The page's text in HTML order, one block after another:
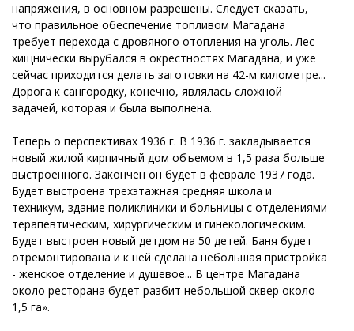
напряжения, в основном разрешены. Следует сказать,
что правильное обеспечение топливом Магадана
требует перехода с дровяного отопления на уголь. Лес
хищнически вырубался в окрестностях Магадана, и уже
сейчас приходится делать заготовки на 42-м километре...
Дорога к сангородку, конечно, являлась сложной
задачей, которая и была выполнена.
Теперь о перспективах 1936 г. В 1936 г. закладывается
новый жилой кирпичный дом объемом в 1,5 раза больше
выстроенного. Закончен он будет в феврале 1937 года.
Будет выстроена трехэтажная средняя школа и
техникум, здание поликлиники и больницы с отделениями
терапевтическим, хирургическим и гинекологическим.
Будет выстроен новый детдом на 50 детей. Баня будет
отремонтирована и к ней сделана небольшая пристройка
- женское отделение и душевое... В центре Магадана
около ресторана будет разбит небольшой сквер около
1,5 га».